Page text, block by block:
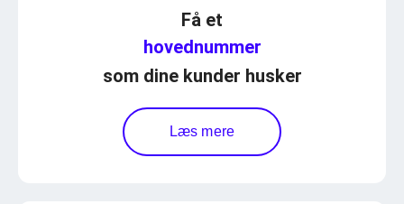
Få et
hovednummer
som dine kunder husker
Læs mere